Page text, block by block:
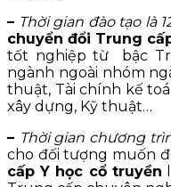
– Thời gian đào tạo là
chuyển đổi Trung
tốt nghiệp từ bậc
ngành ngoài nhóm
thuật, Tài chính kế
xây dựng, Kỹ thuật…
– Thời gian chương
cho đối tượng muốn
cấp Y học cổ truyền